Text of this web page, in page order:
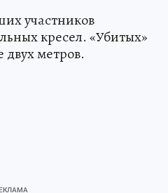
участников
кресел. «Убитых»
двух метров.